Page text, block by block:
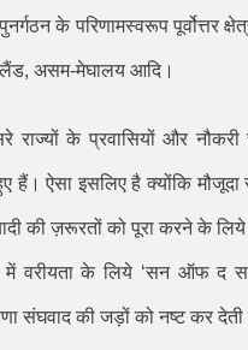
के परिणामस्वरूप पूर्वोत्तर
, असम-मेघालय आदि।
राज्यों के प्रवासियों और
हैं। ऐसा इसलिए है क्योंकि
की ज़रूरतों को पूरा करने के लिये
में वरीयता के लिये ‘सन ऑफ द
संघवाद की जड़ों को नष्ट कर देती